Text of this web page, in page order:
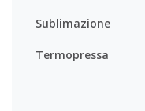
Sublimazione
Termopressa